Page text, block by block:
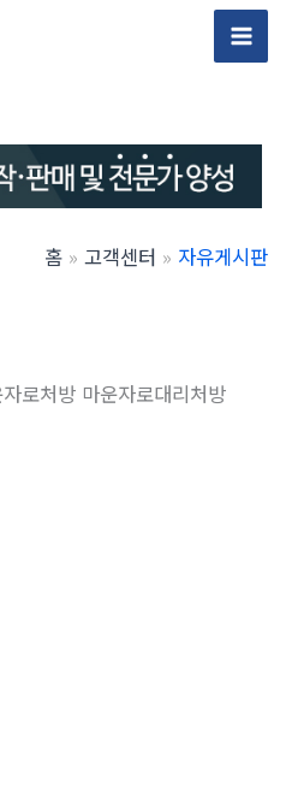
Main
홈 고객센터 자유게시판
로처방 마운자로대리처방